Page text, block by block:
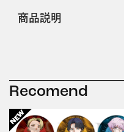
商品説明
Recomend